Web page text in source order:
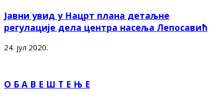
Јавни увид у Нацрт плана детаљне
регулације дела центра насеља Лепосавић
24. јул 2020.
О Б А В Е Ш Т Е Њ Е